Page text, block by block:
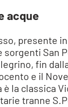
acque
sorgenti San
fin
e il
la classica
tranne